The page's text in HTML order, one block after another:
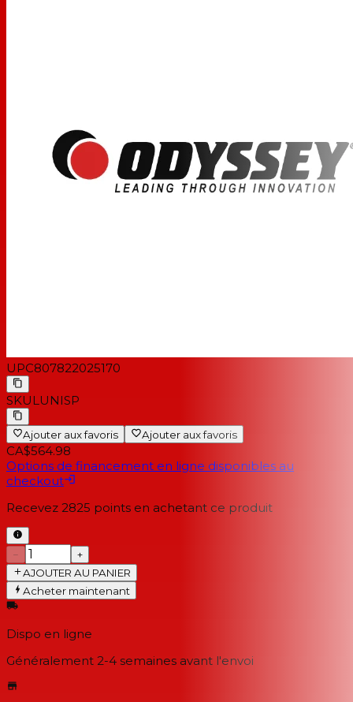
UPC807822025170
SKULUNISP
Ajouter aux favoris Ajouter aux favoris
CA$564.98
Options de financement en ligne disponibles au
checkout
Recevez 2825 points en achetant ce produit
−
+
AJOUTER AU PANIER
Acheter maintenant
Dispo en ligne
Généralement 2-4 semaines avant l'envoi